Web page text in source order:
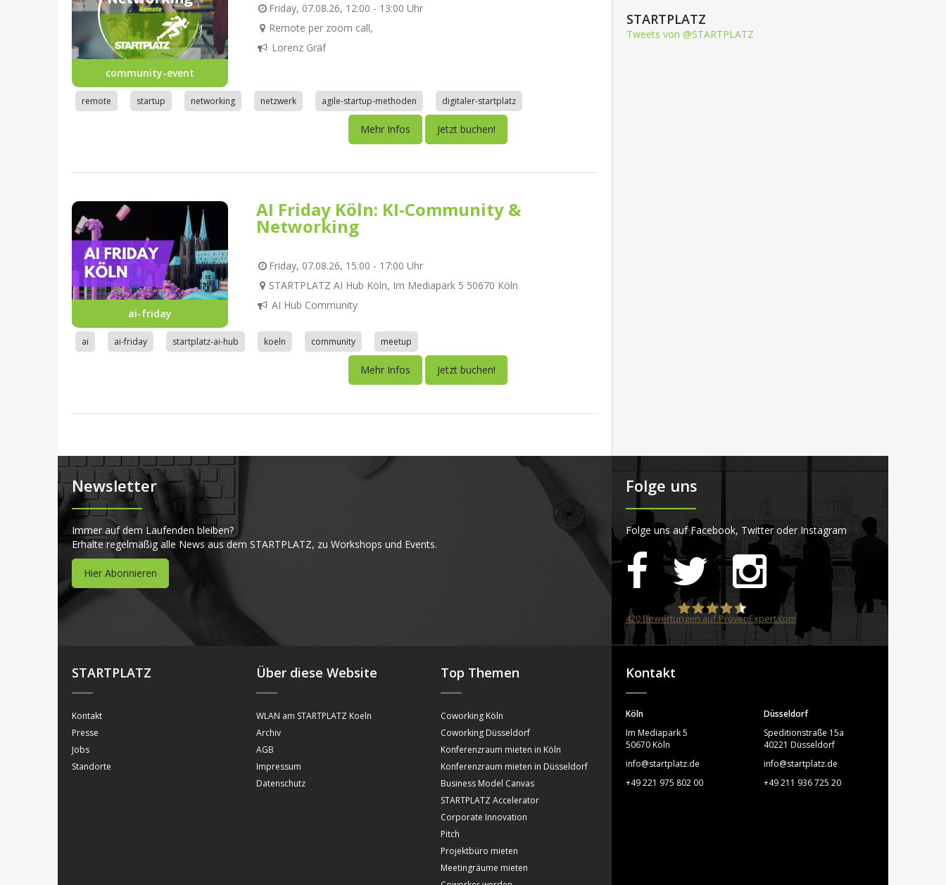
community-event
Friday, 07.08.26, 12:00 - 13:00 Uhr
Remote per zoom call,
Lorenz Gräf
remote startup networking netzwerk agile-startup-methoden digitaler-startplatz
Mehr Infos Jetzt buchen!
ai-friday
AI Friday Köln: KI-Community &
Networking
Friday, 07.08.26, 15:00 - 17:00 Uhr
STARTPLATZ AI Hub Köln, Im Mediapark 5 50670 Köln
AI Hub Community
ai ai-friday startplatz-ai-hub koeln community meetup
Mehr Infos Jetzt buchen!
STARTPLATZ
Tweets von @STARTPLATZ
Newsletter
Immer auf dem Laufenden bleiben?
Erhalte regelmäßig alle News aus dem STARTPLATZ, zu Workshops und Events.
Hier Abonnieren
Folge uns
Folge uns auf Facebook, Twitter oder Instagram
STARTPLATZ
420Bewertungen auf ProvenExpert.com
STARTPLATZ
Kontakt
Presse
Jobs
Standorte
Über diese Website
WLAN am STARTPLATZ Koeln
Archiv
AGB
Impressum
Datenschutz
Top Themen
Coworking Köln
Coworking Düsseldorf
Konferenzraum mieten in Köln
Konferenzraum mieten in Düsseldorf
Business Model Canvas
STARTPLATZ Accelerator
Corporate Innovation
Pitch
Projektbüro mieten
Meetingräume mieten
Kontakt
Köln
Im Mediapark 5
50670 Köln
info@startplatz.de
+49 221 975 802 00
Düsseldorf
Speditionstraße 15a
40221 Düsseldorf
info@startplatz.de
+49 211 936 725 20